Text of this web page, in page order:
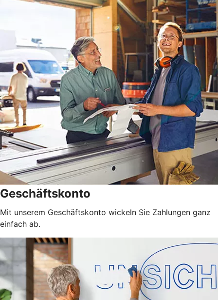
Geschäftskonto
Mit unserem Geschäftskonto wickeln Sie Zahlungen ganz
einfach ab.